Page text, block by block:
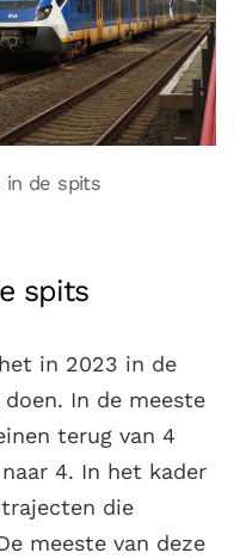
in de spits
spits
in 2023 in de
In de meeste
terug van 4
4. In het kader
die
meeste van deze